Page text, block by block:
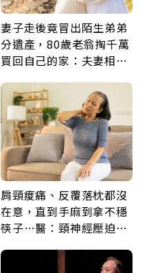
妻子走後竟冒出陌生弟弟
分遺產，80歲老翁掏千萬
買回自己的家：夫妻相守
肩頸痠痛、反覆落枕都沒
在意，直到手麻到拿不穩
筷子…醫：頸神經壓迫上